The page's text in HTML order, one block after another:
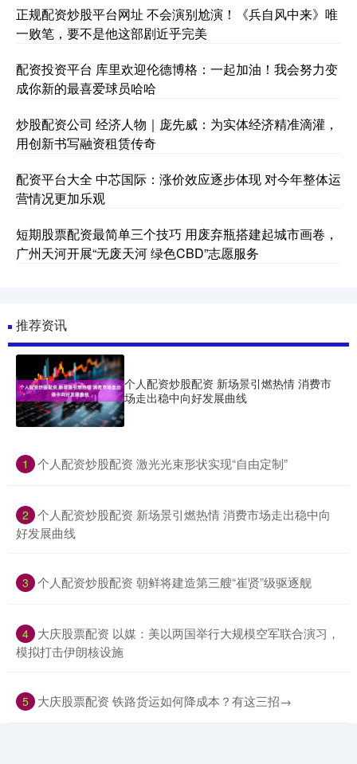
正规配资炒股平台网址 不会演别尬演！《兵自风中来》唯
一败笔，要不是他这部剧近乎完美
配资投资平台 库里欢迎伦德博格：一起加油！我会努力变
成你新的最喜爱球员哈哈
炒股配资公司 经济人物｜庞先威：为实体经济精准滴灌，
用创新书写融资租赁传奇
配资平台大全 中芯国际：涨价效应逐步体现 对今年整体运
营情况更加乐观
短期股票配资最简单三个技巧 用废弃瓶搭建起城市画卷，
广州天河开展“无废天河 绿色CBD”志愿服务
推荐资讯
个人配资炒股配资 新场景引燃热情 消费市
场走出稳中向好发展曲线
1 ​个人配资炒股配资 激光光束形状实现“自由定制”
2 ​个人配资炒股配资 新场景引燃热情 消费市场走出稳中向
好发展曲线
3 ​个人配资炒股配资 朝鲜将建造第三艘“崔贤”级驱逐舰
4 ​大庆股票配资 以媒：美以两国举行大规模空军联合演习，
模拟打击伊朗核设施
5 ​大庆股票配资 铁路货运如何降成本？有这三招→